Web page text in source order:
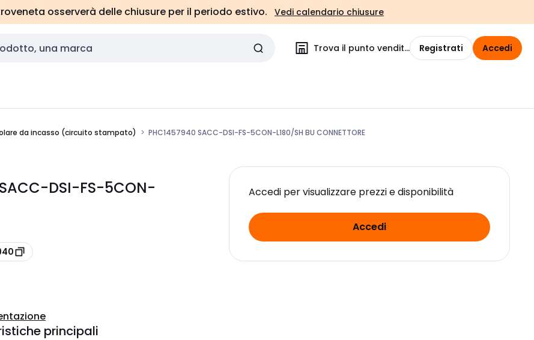
osserverà delle chiusure per il periodo estivo. Vedi calendario chiusure
Trova il punto vendita Registrati Accedi
da incasso (circuito stampato) PHC1457940 SACC-DSI-FS-5CON-L180/SH BU CONNETTORE
DSI-FS-5CON-
Accedi per visualizzare prezzi e disponibilità
Accedi
principali